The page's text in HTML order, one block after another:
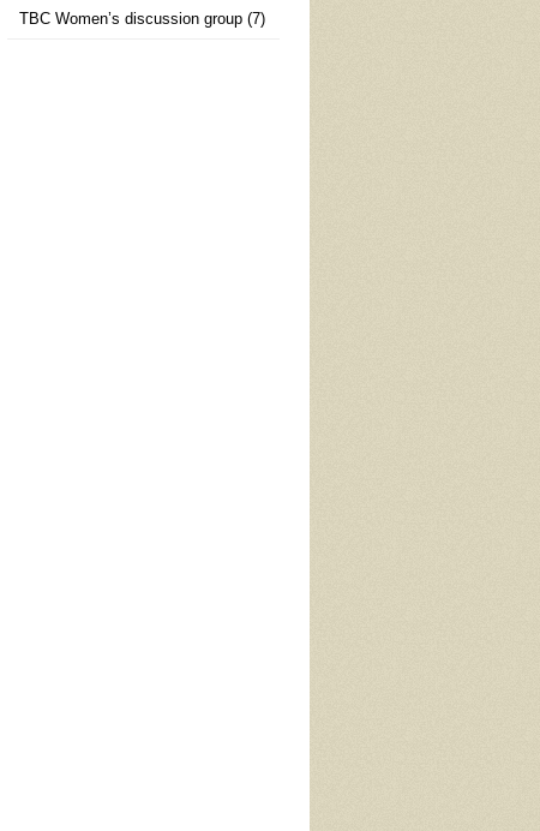
TBC Women’s discussion group(7)